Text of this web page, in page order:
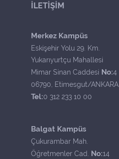
İLETİŞİM
Merkez Kampüs
Eskişehir Yolu 29. Km.
Yukarıyurtçu Mahallesi
Mimar Sinan Caddesi No:4
06790, Etimesgut/ANKARA
Tel:0 312 233 10 00
Balgat Kampüs
Çukurambar Mah.
Öğretmenler Cad. No:14